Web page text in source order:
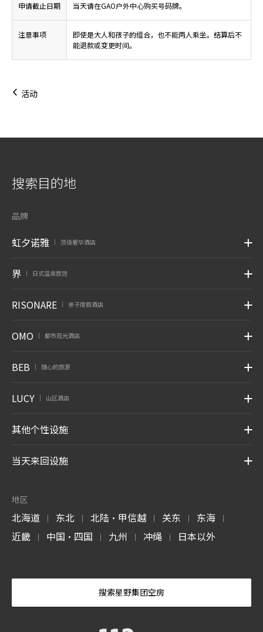
申请截止日期 当天请在GAO户外中心购买号码牌。
注意事项
即使是大人和孩子的组合，也不能两人乘坐。结算后不
能退款或变更时间。
活动
搜索目的地
品牌
虹夕诺雅 顶级奢华酒店
界 日式温泉旅馆
RISONARE 亲子度假酒店
OMO 都市观光酒店
BEB 随心的旅游
LUCY 山区酒店
其他个性设施
当天来回设施
地区
北海道 | 东北 | 北陆・甲信越 | 关东 | 东海 |
近畿 | 中国・四国 | 九州 | 冲绳 | 日本以外
搜索星野集团空房